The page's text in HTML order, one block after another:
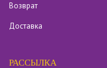
Возврат
Доставка
РАССЫЛКА